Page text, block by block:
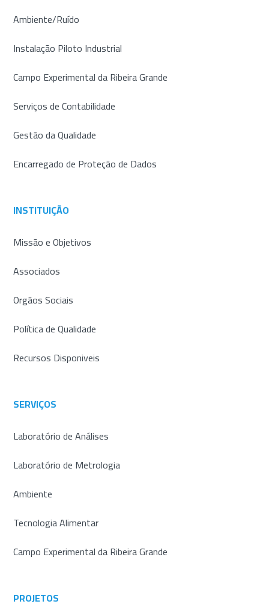
Ambiente/Ruído
Instalação Piloto Industrial
Campo Experimental da Ribeira Grande
Serviços de Contabilidade
Gestão da Qualidade
Encarregado de Proteção de Dados
INSTITUIÇÃO
Missão e Objetivos
Associados
Orgãos Sociais
Política de Qualidade
Recursos Disponiveis
SERVIÇOS
Laboratório de Análises
Laboratório de Metrologia
Ambiente
Tecnologia Alimentar
Campo Experimental da Ribeira Grande
PROJETOS